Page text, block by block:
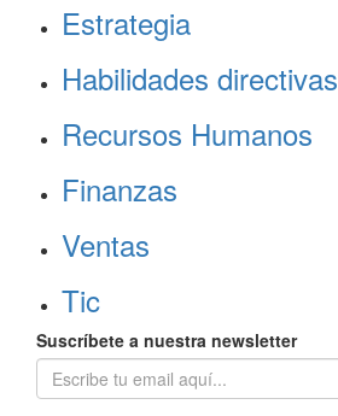
Estrategia
Habilidades directivas
Recursos Humanos
Finanzas
Ventas
Tic
Suscríbete a nuestra newsletter